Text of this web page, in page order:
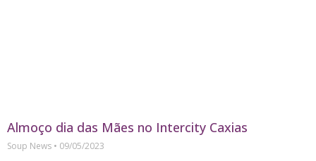
Almoço dia das Mães no Intercity Caxias
Soup News
09/05/2023